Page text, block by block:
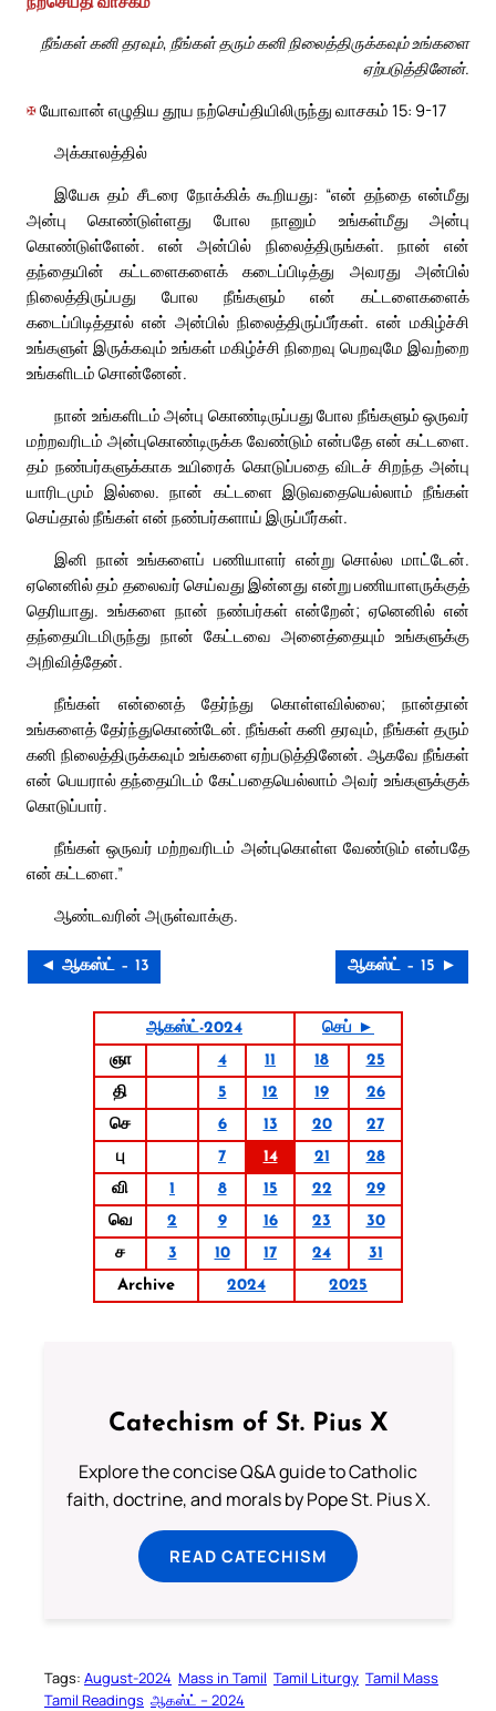
நீங்கள் கனி தரவும், நீங்கள் தரும் கனி நிலைத்திருக்கவும் உங்களை
ஏற்படுத்தினேன்.
✠யோவான் எழுதிய தூய நற்செய்தியிலிருந்து வாசகம் 15: 9-17
அக்காலத்தில்
இயேசு தம் சீடரை நோக்கிக் கூறியது: “என் தந்தை என்மீது
அன்பு கொண்டுள்ளது போல நானும் உங்கள்மீது அன்பு
கொண்டுள்ளேன். என் அன்பில் நிலைத்திருங்கள். நான் என்
தந்தையின் கட்டளைகளைக் கடைப்பிடித்து அவரது அன்பில்
நிலைத்திருப்பது போல நீங்களும் என் கட்டளைகளைக்
கடைப்பிடித்தால் என் அன்பில் நிலைத்திருப்பீர்கள். என் மகிழ்ச்சி
உங்களுள் இருக்கவும் உங்கள் மகிழ்ச்சி நிறைவு பெறவுமே இவற்றை
உங்களிடம் சொன்னேன்.
நான் உங்களிடம் அன்பு கொண்டிருப்பது போல நீங்களும் ஒருவர்
மற்றவரிடம் அன்புகொண்டிருக்க வேண்டும் என்பதே என் கட்டளை.
தம் நண்பர்களுக்காக உயிரைக் கொடுப்பதை விடச் சிறந்த அன்பு
யாரிடமும் இல்லை. நான் கட்டளை இடுவதையெல்லாம் நீங்கள்
செய்தால் நீங்கள் என் நண்பர்களாய் இருப்பீர்கள்.
இனி நான் உங்களைப் பணியாளர் என்று சொல்ல மாட்டேன்.
ஏனெனில் தம் தலைவர் செய்வது இன்னது என்று பணியாளருக்குத்
தெரியாது. உங்களை நான் நண்பர்கள் என்றேன்; ஏனெனில் என்
தந்தையிடமிருந்து நான் கேட்டவை அனைத்தையும் உங்களுக்கு
அறிவித்தேன்.
நீங்கள் என்னைத் தேர்ந்து கொள்ளவில்லை; நான்தான்
உங்களைத் தேர்ந்துகொண்டேன். நீங்கள் கனி தரவும், நீங்கள் தரும்
கனி நிலைத்திருக்கவும் உங்களை ஏற்படுத்தினேன். ஆகவே நீங்கள்
என் பெயரால் தந்தையிடம் கேட்பதையெல்லாம் அவர் உங்களுக்குக்
கொடுப்பார்.
நீங்கள் ஒருவர் மற்றவரிடம் அன்புகொள்ள வேண்டும் என்பதே
என் கட்டளை.”
ஆண்டவரின் அருள்வாக்கு.
◄ ஆகஸ்ட் – 13 ஆகஸ்ட் – 15 ►
ஆகஸ்ட்-2024
செப் ►
ஞா
4 11 18
25
தி
5 12 19
26
செ
6 13 20
27
பு
7 14 21
28
வி
1 8 15 22
29
வெ
2 9 16 23
30
ச
3 10 17 24
31
Archive
2024 2025
Catechism of St. Pius X
Explore the concise Q&A guide to Catholic
faith, doctrine, and morals by Pope St. Pius X.
READ CATECHISM
Tags: August-2024 Mass in Tamil Tamil Liturgy Tamil Mass
Tamil Readings ஆகஸ்ட் – 2024